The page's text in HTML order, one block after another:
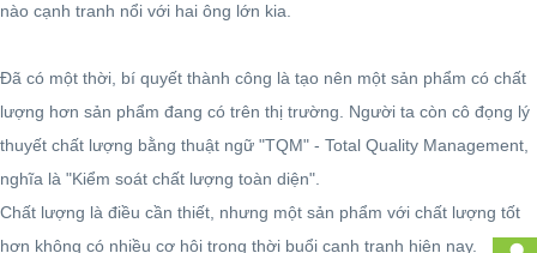
nào cạnh tranh nổi với hai ông lớn kia.
Đã có một thời, bí quyết thành công là tạo nên một sản phẩm có chất
lượng hơn sản phẩm đang có trên thị trường. Người ta còn cô đọng lý
thuyết chất lượng bằng thuật ngữ "TQM" - Total Quality Management,
nghĩa là "Kiểm soát chất lượng toàn diện".
Chất lượng là điều cần thiết, nhưng một sản phẩm với chất lượng tốt
hơn không có nhiều cơ hội trong thời buổi cạnh tranh hiện nay.